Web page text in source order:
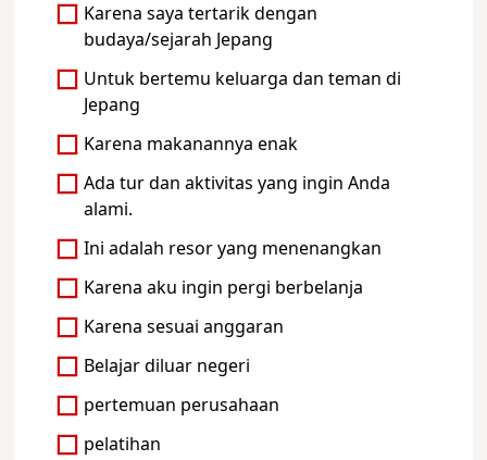
Karena saya tertarik dengan
budaya/sejarah Jepang
Untuk bertemu keluarga dan teman di
Jepang
Karena makanannya enak
Ada tur dan aktivitas yang ingin Anda
alami.
Ini adalah resor yang menenangkan
Karena aku ingin pergi berbelanja
Karena sesuai anggaran
Belajar diluar negeri
pertemuan perusahaan
pelatihan